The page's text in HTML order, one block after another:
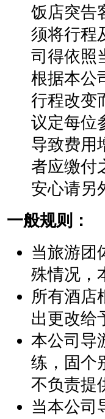
饭店突告
须将行程
司得依照
根据本公
行程改变
议定每位
导致费用
者应缴付
安心请另
一般规则：
当旅游团
殊情况，
所有酒店
出更改给
本公司导
练，固个
不负责提
当本公司